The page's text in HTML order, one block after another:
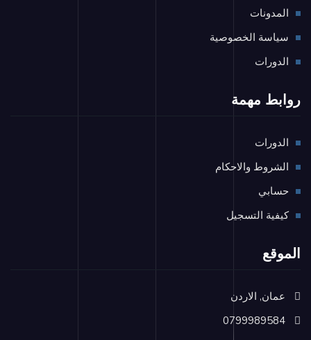
المدونات
سياسة الخصوصية
الدورات
روابط مهمة
الدورات
الشروط والاحكام
حسابي
كيفية التسجيل
الموقع
عمان, الاردن
0799989584